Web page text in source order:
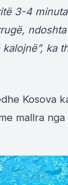
3-4
ka
Kosova
mallra nga